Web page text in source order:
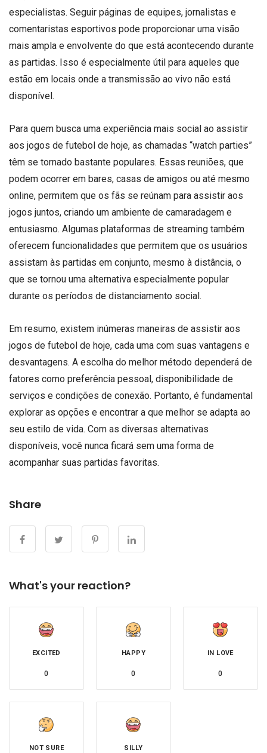
especialistas. Seguir páginas de equipes, jornalistas e
comentaristas esportivos pode proporcionar uma visão
mais ampla e envolvente do que está acontecendo durante
as partidas. Isso é especialmente útil para aqueles que
estão em locais onde a transmissão ao vivo não está
disponível.
Para quem busca uma experiência mais social ao assistir
aos jogos de futebol de hoje, as chamadas “watch parties”
têm se tornado bastante populares. Essas reuniões, que
podem ocorrer em bares, casas de amigos ou até mesmo
online, permitem que os fãs se reúnam para assistir aos
jogos juntos, criando um ambiente de camaradagem e
entusiasmo. Algumas plataformas de streaming também
oferecem funcionalidades que permitem que os usuários
assistam às partidas em conjunto, mesmo à distância, o
que se tornou uma alternativa especialmente popular
durante os períodos de distanciamento social.
Em resumo, existem inúmeras maneiras de assistir aos
jogos de futebol de hoje, cada uma com suas vantagens e
desvantagens. A escolha do melhor método dependerá de
fatores como preferência pessoal, disponibilidade de
serviços e condições de conexão. Portanto, é fundamental
explorar as opções e encontrar a que melhor se adapta ao
seu estilo de vida. Com as diversas alternativas
disponíveis, você nunca ficará sem uma forma de
acompanhar suas partidas favoritas.
Share
What's your reaction?
EXCITED
0
HAPPY
0
IN LOVE
0
NOT SURE SILLY